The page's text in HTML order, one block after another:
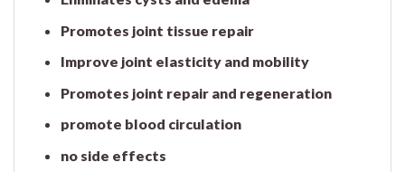
Promotes joint tissue repair
Improve joint elasticity and mobility
Promotes joint repair and regeneration
promote blood circulation
no side effects